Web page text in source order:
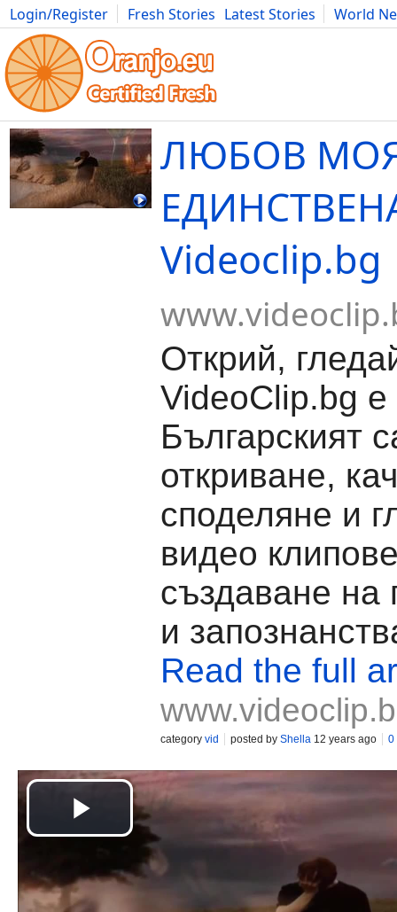
Login/Register Fresh Stories Latest Stories
World
Movies Anime Music Art Cars Advice Science
ЛЮБОВ
Videoclip.bg
Открий,
VideoClip.bg е
Българският
откриване,
споделяне и
видео
създаване на
и
Read the full
category vid posted by Shella 12 years ago 0